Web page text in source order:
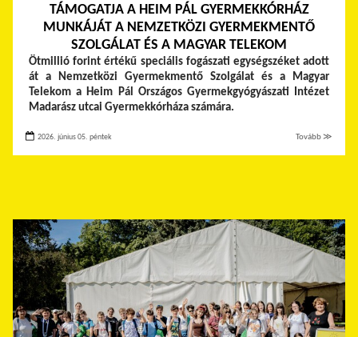
TÁMOGATJA A HEIM PÁL GYERMEKKÓRHÁZ
MUNKÁJÁT A NEMZETKÖZI GYERMEKMENTŐ
SZOLGÁLAT ÉS A MAGYAR TELEKOM
Ötmillió forint értékű speciális fogászati egységszéket adott
át a Nemzetközi Gyermekmentő Szolgálat és a Magyar
Telekom a Heim Pál Országos Gyermekgyógyászati Intézet
Madarász utcai Gyermekkórháza számára.
2026. június 05. péntek Tovább ≫